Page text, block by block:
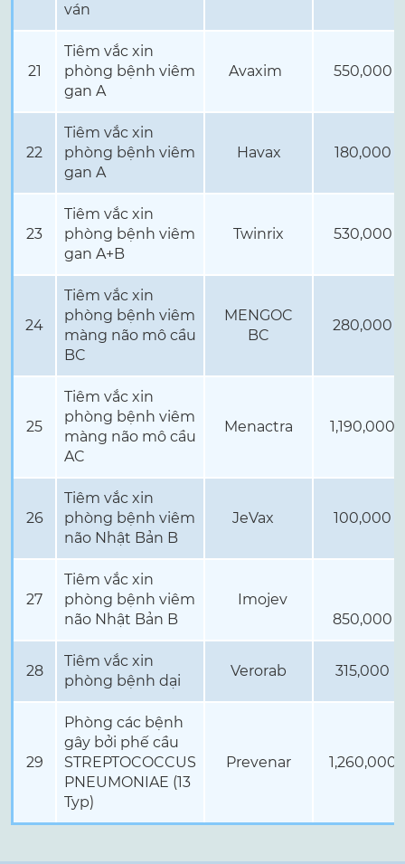
ván
21
Tiêm vắc xin
phòng bệnh viêm
gan A
Avaxim 550,000
22
Tiêm vắc xin
phòng bệnh viêm
gan A
Havax 180,000
23
Tiêm vắc xin
phòng bệnh viêm
gan A+B
Twinrix 530,000
24
Tiêm vắc xin
phòng bệnh viêm
màng não mô cầu
BC
MENGOC
BC
280,000
25
Tiêm vắc xin
phòng bệnh viêm
màng não mô cầu
AC
Menactra 1,190,000
26
Tiêm vắc xin
phòng bệnh viêm
não Nhật Bản B
JeVax 100,000
27
Tiêm vắc xin
phòng bệnh viêm
não Nhật Bản B
Imojev
850,000
28
Tiêm vắc xin
phòng bệnh dại
Verorab 315,000
29
Phòng các bệnh
gây bởi phế cầu
STREPTOCOCCUS
PNEUMONIAE (13
Typ)
Prevenar 1,260,000